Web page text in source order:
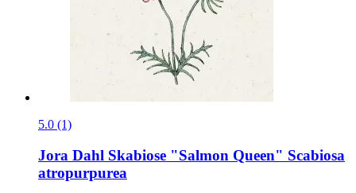
5.0 (1)
Jora Dahl Skabiose "Salmon Queen" Scabiosa
atropurpurea